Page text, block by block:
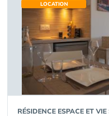
LOCATION
RÉSIDENCE ESPACE ET